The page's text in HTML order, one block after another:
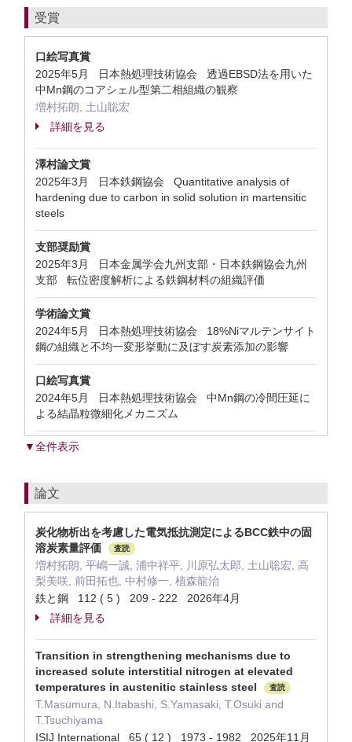
受賞
口絵写真賞
2025年5月 日本熱処理技術協会 透過EBSD法を用いた
中Mn鋼のコアシェル型第二相組織の観察
増村拓朗, 土山聡宏
詳細を見る
澤村論文賞
2025年3月 日本鉄鋼協会 Quantitative analysis of
hardening due to carbon in solid solution in martensitic
steels
支部奨励賞
2025年3月 日本金属学会九州支部・日本鉄鋼協会九州
支部 転位密度解析による鉄鋼材料の組織評価
学術論文賞
2024年5月 日本熱処理技術協会 18%Niマルテンサイト
鋼の組織と不均一変形挙動に及ぼす炭素添加の影響
口絵写真賞
2024年5月 日本熱処理技術協会 中Mn鋼の冷間圧延に
よる結晶粒微細化メカニズム
▼全件表示
論文
炭化物析出を考慮した電気抵抗測定によるBCC鉄中の固
溶炭素量評価
査読
増村拓朗, 平嶋一誠, 浦中祥平, 川原弘太郎, 土山聡宏, 高
梨美咲, 前田拓也, 中村修一, 植森龍治
鉄と鋼 112 ( 5 ) 209 - 222 2026年4月
詳細を見る
Transition in strengthening mechanisms due to
increased solute interstitial nitrogen at elevated
temperatures in austenitic stainless steel
査読
T.Masumura, N.Itabashi, S.Yamasaki, T.Osuki and
T.Tsuchiyama
ISIJ International 65 ( 12 ) 1973 - 1982 2025年11月